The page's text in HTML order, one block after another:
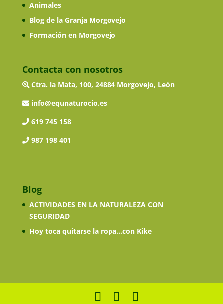
Animales
Blog de la Granja Morgovejo
Formación en Morgovejo
Contacta con nosotros
Ctra. la Mata, 100, 24884 Morgovejo, León
info@equnaturocio.es
619 745 158
987 198 401
Blog
ACTIVIDADES EN LA NATURALEZA CON
SEGURIDAD
Hoy toca quitarse la ropa…con Kike